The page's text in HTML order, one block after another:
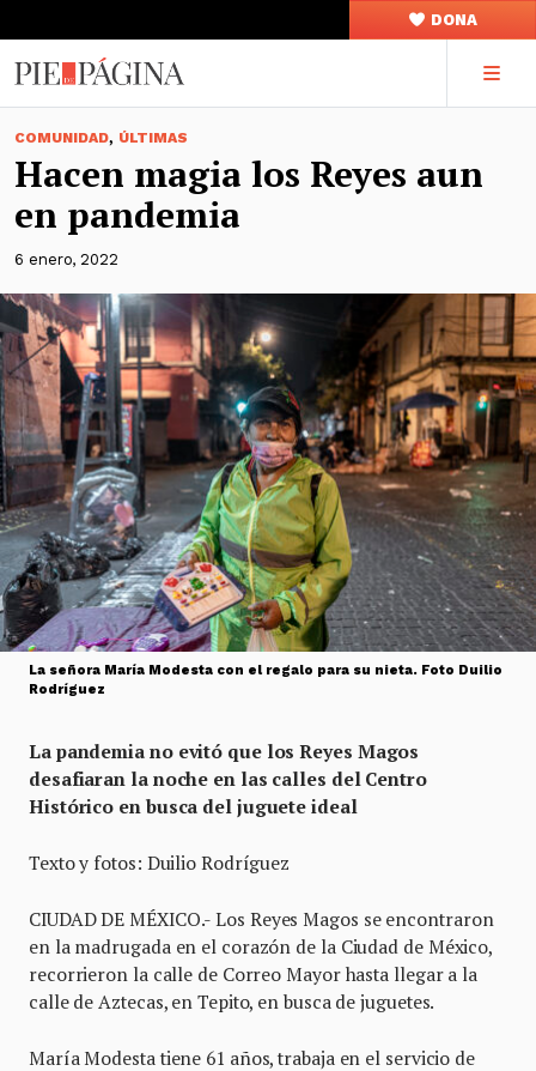
DONA
COMUNIDAD, ÚLTIMAS
Hacen magia los Reyes aun
en pandemia
6 enero, 2022
La señora María Modesta con el regalo para su nieta. Foto Duilio
Rodríguez
La pandemia no evitó que los Reyes Magos
desafiaran la noche en las calles del Centro
Histórico en busca del juguete ideal
Texto y fotos: Duilio Rodríguez
CIUDAD DE MÉXICO.- Los Reyes Magos se encontraron
en la madrugada en el corazón de la Ciudad de México,
recorrieron la calle de Correo Mayor hasta llegar a la
calle de Aztecas, en Tepito, en busca de juguetes.
María Modesta tiene 61 años, trabaja en el servicio de